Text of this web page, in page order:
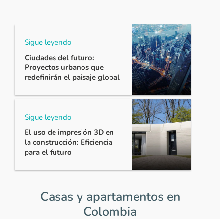
Sigue leyendo
Ciudades del futuro:
Proyectos urbanos que
redefinirán el paisaje global
Sigue leyendo
El uso de impresión 3D en
la construcción: Eficiencia
para el futuro
Casas y apartamentos en
Colombia